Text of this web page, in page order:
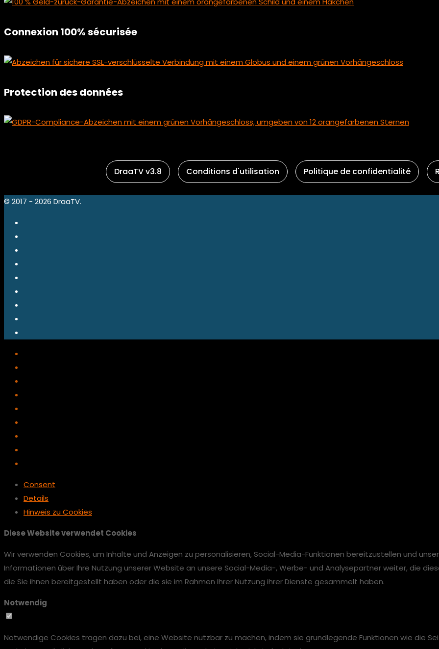
Connexion 100% sécurisée
Protection des données
DraaTV v3.8 Conditions d'utilisation Politique de confidentialité
© 2017 - 2026 DraaTV.
Consent
Details
Hinweis zu Cookies
Diese Website verwendet Cookies
Wir verwenden Cookies, um Inhalte und Anzeigen zu personalisieren, Social-Media-Funktionen bereitzustellen und
Informationen über Ihre Nutzung unserer Website an unsere Social-Media-, Werbe- und Analysepartner weiter, die
die Sie ihnen bereitgestellt haben oder die sie im Rahmen Ihrer Nutzung ihrer Dienste gesammelt haben.
Notwendig
Notwendige Cookies tragen dazu bei, eine Website nutzbar zu machen, indem sie grundlegende Funktionen wie die